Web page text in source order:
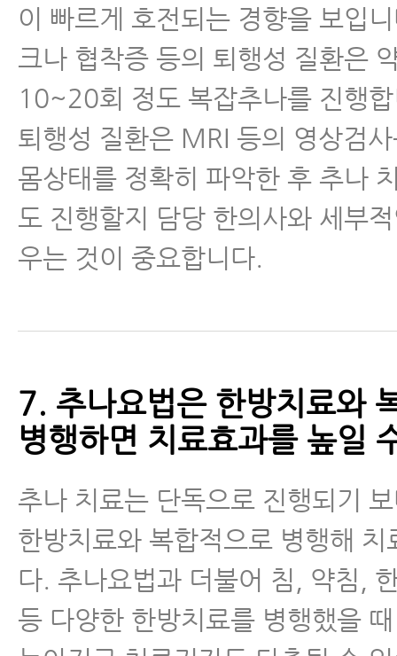
이 빠르게 호전되는 경향을 보입
크나 협착증 등의 퇴행성 질환은
10~20회 정도 복잡추나를 진행
퇴행성 질환은 MRI 등의 영상검
몸상태를 정확히 파악한 후 추나
도 진행할지 담당 한의사와 세부
우는 것이 중요합니다.
7. 추나요법은 한방치료와
병행하면 치료효과를 높일
추나 치료는 단독으로 진행되기
한방치료와 복합적으로 병행해 치
다. 추나요법과 더불어 침, 약침,
등 다양한 한방치료를 병행했을